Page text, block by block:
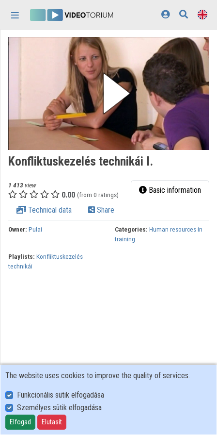
Categories
Playlists
Contributors
Appearance:
Konfliktuskezelés technikái I.
1 413 view
0.00 (from 0 ratings) Basic information
Technical data Share
Owner: Pulai Categories: Human resources in
training
Playlists: Konfliktuskezelés
technikái
User Policy
Adatkezelési tájékoztató (en)
Cookie Policy
The website uses cookies to improve the quality of services.
Funkcionális sütik elfogadása
Személyes sütik elfogadása
Elfogad Elutasít